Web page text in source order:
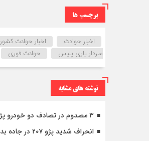
برچسب ها
اخبار حوادث اخبار حوادث کشور
سردار یاری پلیس
حوادث فوری
نوشته های مشابه
۳ مصدوم در تصادف دو خودرو پژو ۴۰۵ و وانت در محور دهلران-مهران
انحراف شدید پژو ۲۰۷ در جاده بدره/ یک نفر جان باخت